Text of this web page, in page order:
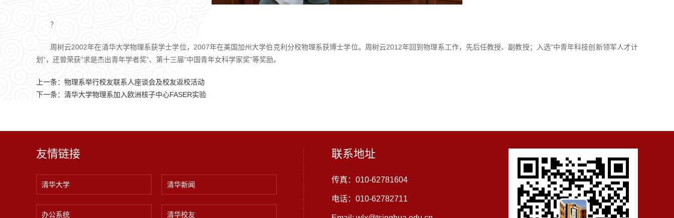
？
周树云2002年在清华大学物理系获学士学位，2007年在美国加州大学伯克利分校物理系获博士学位。周树云2012年回到物理系工作，先后任教授、副教授；入选“中青年科技创新领军人才计
划”，还曾荣获“求是杰出青年学者奖”、第十三届“中国青年女科学家奖”等奖励。
上一条： 物理系举行校友联系人座谈会及校友返校活动
下一条： 清华大学物理系加入欧洲核子中心FASER实验
友情链接
清华大学 清华新闻
办公系统 清华校友
联系地址
传真：010-62781604
电话：010-62782711